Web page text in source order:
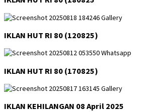
IKLAN HUT RI 80 (120825)
IKLAN HUT RI 80 (170825)
IKLAN KEHILANGAN 08 April 2025